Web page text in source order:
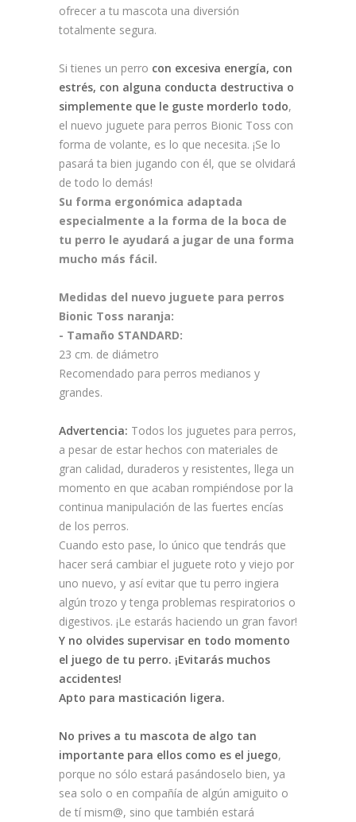
ofrecer a tu mascota una diversión
totalmente segura.
Si tienes un perro con excesiva energía, con
estrés, con alguna conducta destructiva o
simplemente que le guste morderlo todo,
el nuevo juguete para perros Bionic Toss con
forma de volante, es lo que necesita. ¡Se lo
pasará ta bien jugando con él, que se olvidará
de todo lo demás!
Su forma ergonómica adaptada
especialmente a la forma de la boca de
tu perro le ayudará a jugar de una forma
mucho más fácil.
Medidas del nuevo juguete para perros
Bionic Toss naranja:
- Tamaño STANDARD:
23 cm. de diámetro
Recomendado para perros medianos y
grandes.
Advertencia: Todos los juguetes para perros,
a pesar de estar hechos con materiales de
gran calidad, duraderos y resistentes, llega un
momento en que acaban rompiéndose por la
continua manipulación de las fuertes encías
de los perros.
Cuando esto pase, lo único que tendrás que
hacer será cambiar el juguete roto y viejo por
uno nuevo, y así evitar que tu perro ingiera
algún trozo y tenga problemas respiratorios o
digestivos. ¡Le estarás haciendo un gran favor!
Y no olvides supervisar en todo momento
el juego de tu perro. ¡Evitarás muchos
accidentes!
Apto para masticación ligera.
No prives a tu mascota de algo tan
importante para ellos como es el juego,
porque no sólo estará pasándoselo bien, ya
sea solo o en compañía de algún amiguito o
de tí mism@, sino que también estará